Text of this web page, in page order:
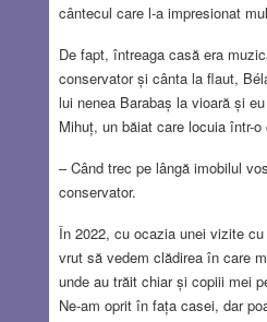
cântecul care l-a impresionat
De fapt, întreaga casă era
conservator și cânta la flaut,
lui nenea Barabaș la vioară și
Mihuț, un băiat care locuia într-
– Când trec pe lângă imobilul
conservator.
În 2022, cu ocazia unei vizite
vrut să vedem clădirea în care
unde au trăit chiar și copiii mei
Ne-am oprit în fața casei, dar